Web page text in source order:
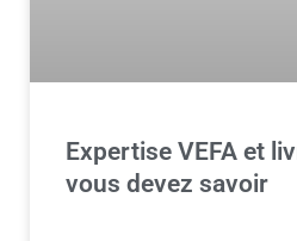
Expertise VEFA et
vous devez savoir